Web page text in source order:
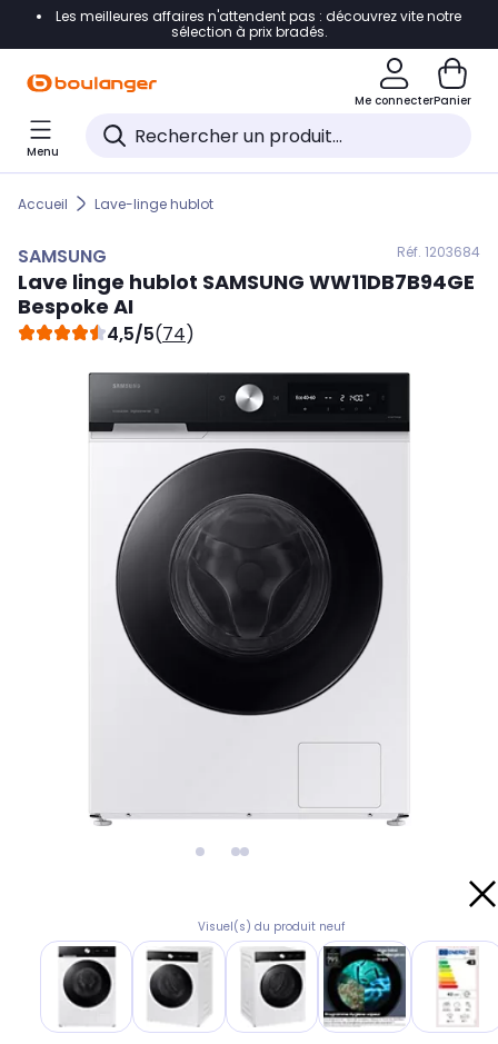
Accéder directement à la navigation
Accéder directement au pied de page
Accéder directement au chatbot
Les meilleures affaires n'attendent pas : découvrez vite notre
sélection à prix bradés.
Me connecterPanier
Menu
Accueil Lave-linge hublot
SAMSUNG Réf. 1203684
Lave linge hublot SAMSUNG WW11DB7B94GE
Bespoke AI
4,5/5(74)
Visuel(s) du produit neuf